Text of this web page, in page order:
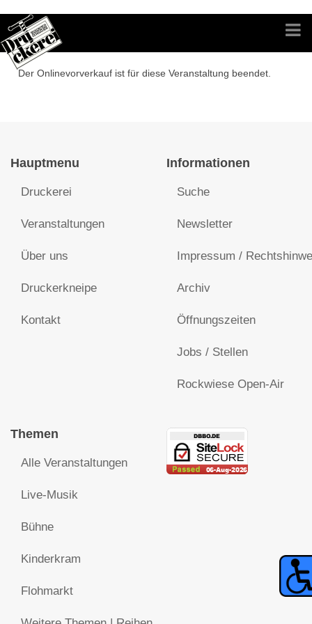
Der Onlinevorverkauf ist für diese Veranstaltung beendet.
Hauptmenu
Druckerei
Veranstaltungen
Über uns
Druckerkneipe
Kontakt
Informationen
Suche
Newsletter
Impressum /
Archiv
Öffnungszeiten
Jobs / Stellen
Rockwiese Open-Air
Themen
Alle Veranstaltungen
Live-Musik
Bühne
Kinderkram
Flohmarkt